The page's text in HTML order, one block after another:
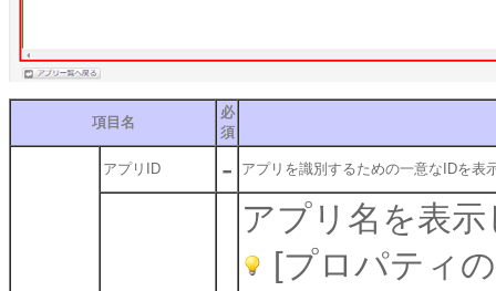
項目名
必
須
アプリID - アプリを識別するための一意なIDを表
アプリ名を表
[プロパティ